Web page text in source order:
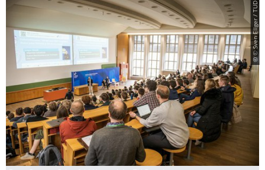
© © Sven Ellger / TUD